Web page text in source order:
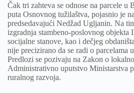
Čak tri zahteva se odnose na parcele u
puta Osnovnog tužilaštva, pojasnio je
predsedavajući Nedžad Ugljanin. Na
izgradnja stambeno-poslovnog objekta
socijalne stanove, kao i dečjeg
nije precizirano da se radi o parcelama
Predlozi se pozivaju na Zakon o
Administrativno uputstvo Ministarstva
ruralnog razvoja.